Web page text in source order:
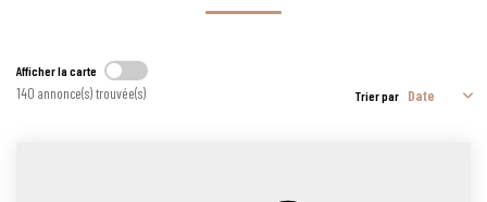
GÉRER
Afficher la carte
140 annonce(s) trouvée(s) Trier par